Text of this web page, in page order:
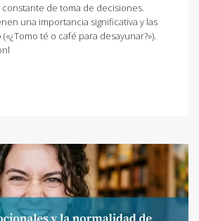
de toma de decisiones.
una importancia significativa y las
té o café para desayunar?»).